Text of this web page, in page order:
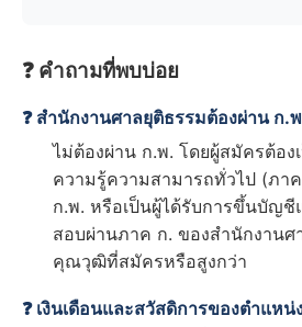
❓ คำถามที่พบบ่อย
❓ สำนักงานศาลยุติธรรมต้องผ่าน ก.
ไม่ต้องผ่าน ก.พ. โดยผู้สมัครต้อง
ความรู้ความสามารถทั่วไป (ภา
ก.พ. หรือเป็นผู้ได้รับการขึ้นบัญชี
สอบผ่านภาค ก. ของสำนักงานศ
คุณวุฒิที่สมัครหรือสูงกว่า
❓ เงินเดือนและสวัสดิการของตำแห